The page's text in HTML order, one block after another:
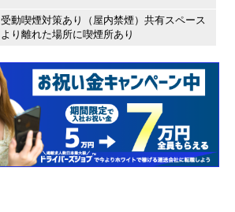
受動喫煙対策あり（屋内禁煙）共有スペース
より離れた場所に喫煙所あり